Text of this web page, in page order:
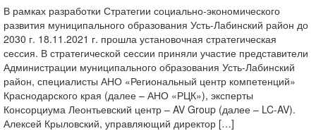
В рамках разработки Стратегии социально-экономического
развития муниципального образования Усть-Лабинский район до
2030 г. 18.11.2021 г. прошла установочная стратегическая
сессия. В стратегической сессии приняли участие представители
Администрации муниципального образования Усть-Лабинский
район, специалисты АНО «Региональный центр компетенций»
Краснодарского края (далее – АНО «РЦК»), эксперты
Консорциума Леонтьевский центр – AV Group (далее – LC-AV).
Алексей Крыловский, управляющий директор […]